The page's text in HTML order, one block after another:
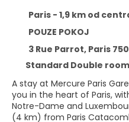
Paris - 1,9 km od
POUZE POKOJ
3 Rue Parrot, Paris
Standard Double
A stay at Mercure Paris
you in the heart of Paris,
Notre-Dame and Luxembourg Gardens.
(4 km) from Paris